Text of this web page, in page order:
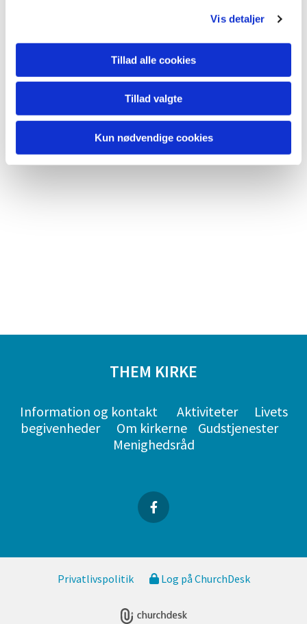
Vis detaljer
Tillad alle cookies
Tillad valgte
Kun nødvendige cookies
THEM KIRKE
Information og kontakt Aktiviteter
Livets
begivenheder
Om kirkerne
Gudstjenester
Menighedsråd
Privatlivspolitik Log på ChurchDesk